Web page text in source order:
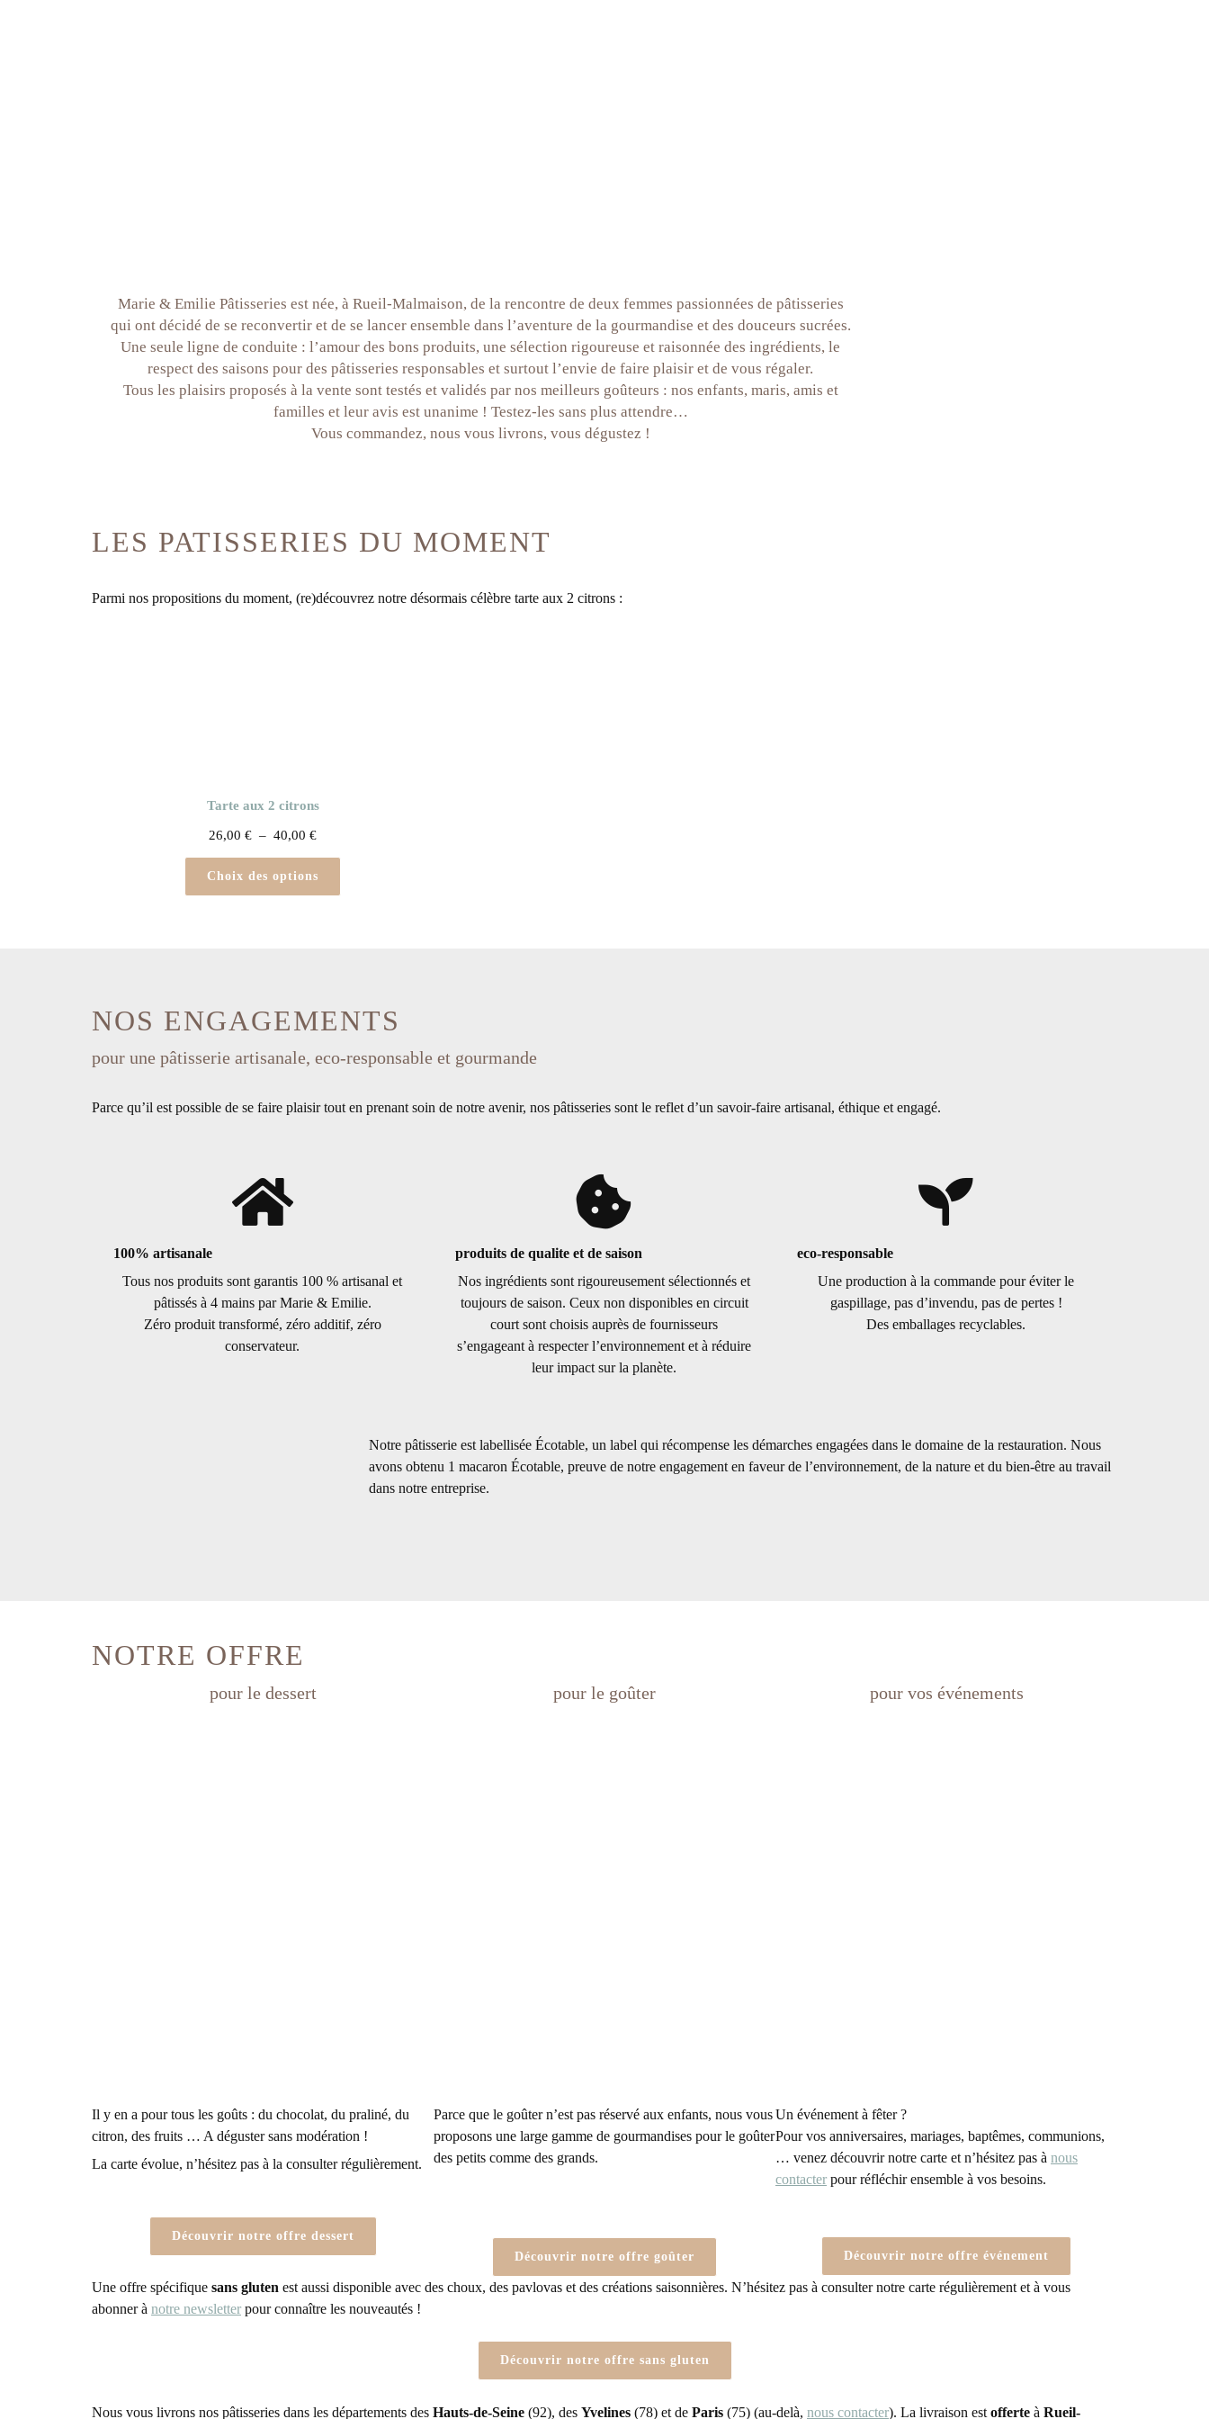
Marie & Emilie Pâtisseries est née, à Rueil-Malmaison, de la rencontre de deux femmes passionnées de pâtisseries
qui ont décidé de se reconvertir et de se lancer ensemble dans l’aventure de la gourmandise et des douceurs sucrées.
Une seule ligne de conduite : l’amour des bons produits, une sélection rigoureuse et raisonnée des ingrédients, le
respect des saisons pour des pâtisseries responsables et surtout l’envie de faire plaisir et de vous régaler.
Tous les plaisirs proposés à la vente sont testés et validés par nos meilleurs goûteurs : nos enfants, maris, amis et
familles et leur avis est unanime ! Testez-les sans plus attendre…
Vous commandez, nous vous livrons, vous dégustez !
LES PATISSERIES DU MOMENT
Parmi nos propositions du moment, (re)découvrez notre désormais célèbre tarte aux 2 citrons :
Tarte aux 2 citrons
26,00 € – 40,00 €
Choix des options
NOS ENGAGEMENTS
pour une pâtisserie artisanale, eco-responsable et gourmande
Parce qu’il est possible de se faire plaisir tout en prenant soin de notre avenir, nos pâtisseries sont le reflet d’un savoir-faire artisanal, éthique et engagé.
100% artisanale
Tous nos produits sont garantis 100 % artisanal et
pâtissés à 4 mains par Marie & Emilie.
Zéro produit transformé, zéro additif, zéro
conservateur.
produits de qualite et de saison
Nos ingrédients sont rigoureusement sélectionnés et
toujours de saison. Ceux non disponibles en circuit
court sont choisis auprès de fournisseurs
s’engageant à respecter l’environnement et à réduire
leur impact sur la planète.
eco-responsable
Une production à la commande pour éviter le
gaspillage, pas d’invendu, pas de pertes !
Des emballages recyclables.
Notre pâtisserie est labellisée Écotable, un label qui récompense les démarches engagées dans le domaine de la restauration. Nous
avons obtenu 1 macaron Écotable, preuve de notre engagement en faveur de l’environnement, de la nature et du bien-être au travail
dans notre entreprise.
NOTRE OFFRE
pour le dessert
Il y en a pour tous les goûts : du chocolat, du praliné, du
citron, des fruits … A déguster sans modération !
La carte évolue, n’hésitez pas à la consulter régulièrement.
Découvrir notre offre dessert
pour le goûter
Parce que le goûter n’est pas réservé aux enfants, nous vous
proposons une large gamme de gourmandises pour le goûter
des petits comme des grands.
Découvrir notre offre goûter
pour vos événements
Un événement à fêter ?
Pour vos anniversaires, mariages, baptêmes, communions,
… venez découvrir notre carte et n’hésitez pas à nous
contacter pour réfléchir ensemble à vos besoins.
Découvrir notre offre événement
Une offre spécifique sans gluten est aussi disponible avec des choux, des pavlovas et des créations saisonnières. N’hésitez pas à consulter notre carte régulièrement et à vous
abonner à notre newsletter pour connaître les nouveautés !
Découvrir notre offre sans gluten
Nous vous livrons nos pâtisseries dans les départements des Hauts-de-Seine (92), des Yvelines (78) et de Paris (75) (au-delà, nous contacter). La livraison est offerte à Rueil-